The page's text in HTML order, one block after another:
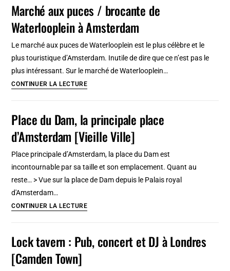
près
de
Marché aux puces / brocante de
Waterlooplein à Amsterdam
Le marché aux puces de Waterlooplein est le plus célèbre et le
plus touristique d’Amsterdam. Inutile de dire que ce n’est pas le
plus intéressant. Sur le marché de Waterlooplein…
CONTINUER LA LECTUREMarché
/
brocante
Waterlooplein
Amsterdam
Place du Dam, la principale place
d’Amsterdam [Vieille Ville]
Place principale d’Amsterdam, la place du Dam est
incontournable par sa taille et son emplacement. Quant au
reste… > Vue sur la place de Dam depuis le Palais royal
d'Amsterdam…
CONTINUER LA LECTUREPlace
la
Lock tavern : Pub, concert et DJ à Londres
[Camden Town]